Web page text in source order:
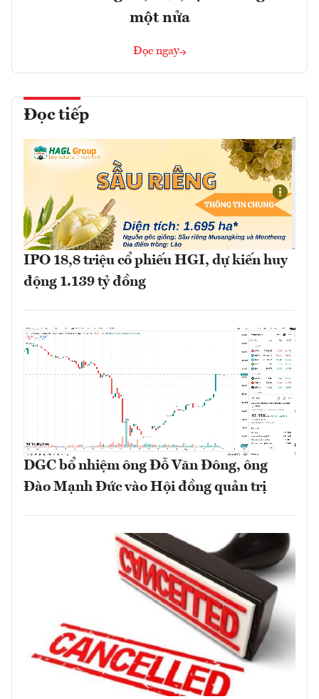
một nửa
Đọc ngay
Đọc tiếp
IPO 18,8 triệu cổ phiếu HGI, dự kiến huy
động 1.139 tỷ đồng
DGC bổ nhiệm ông Đỗ Văn Đông, ông
Đào Mạnh Đức vào Hội đồng quản trị